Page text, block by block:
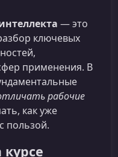
— это
ключевых
применения. В
рабочие
как уже
пользой.